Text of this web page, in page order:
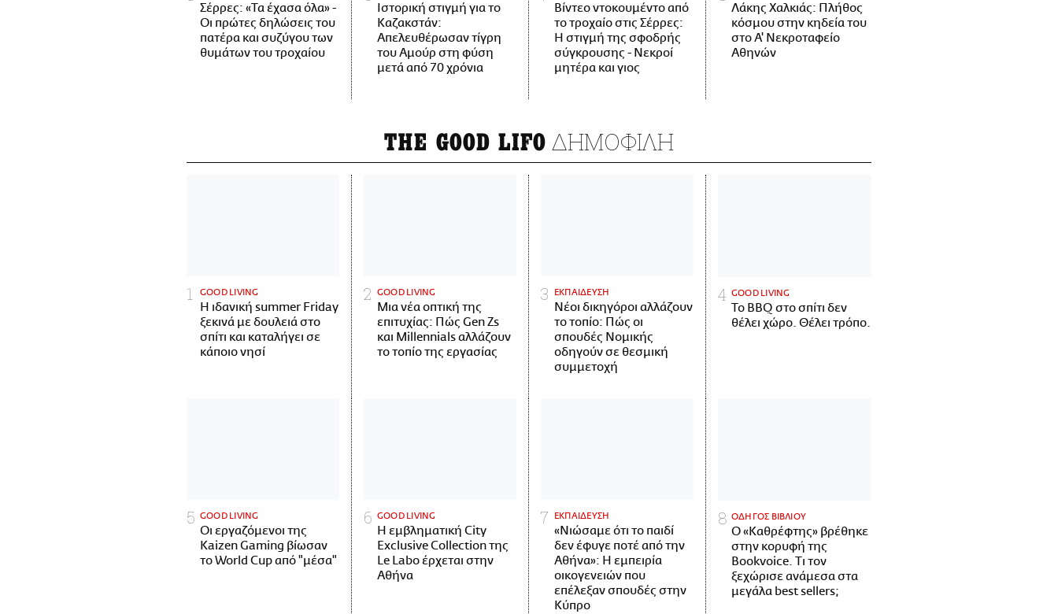
Σέρρες: «Τα έχασα όλα» -
Οι πρώτες δηλώσεις του
πατέρα και συζύγου των
θυμάτων του τροχαίου
Ιστορική στιγμή για το
Καζακστάν:
Απελευθέρωσαν τίγρη
του Αμούρ στη φύση
μετά από 70 χρόνια
Βίντεο ντοκουμέντο από
το τροχαίο στις Σέρρες:
Η στιγμή της σφοδρής
σύγκρουσης - Νεκροί
μητέρα και γιος
Λάκης Χαλκιάς: Πλήθος
κόσμου στην κηδεία του
στο Α' Νεκροταφείο
Αθηνών
THE GOOD LIFO ΔΗΜΟΦΙΛΗ
GOOD LIVING
Η ιδανική summer Friday
ξεκινά με δουλειά στο
σπίτι και καταλήγει σε
κάποιο νησί
GOOD LIVING
Μια νέα οπτική της
επιτυχίας: Πώς Gen Zs
και Millennials αλλάζουν
το τοπίο της εργασίας
ΕΚΠΑΙΔΕΥΣΗ
Νέοι δικηγόροι αλλάζουν
το τοπίο: Πώς οι
σπουδές Νομικής
οδηγούν σε θεσμική
συμμετοχή
GOOD LIVING
Το BBQ στο σπίτι δεν
θέλει χώρο. Θέλει τρόπο.
GOOD LIVING
Οι εργαζόμενοι της
Kaizen Gaming βίωσαν
το World Cup από "μέσα"
GOOD LIVING
Η εμβληματική City
Exclusive Collection της
Le Labo έρχεται στην
Αθήνα
ΕΚΠΑΙΔΕΥΣΗ
«Νιώσαμε ότι το παιδί
δεν έφυγε ποτέ από την
Αθήνα»: Η εμπειρία
οικογενειών που
επέλεξαν σπουδές στην
Κύπρο
ΟΔΗΓΟΣ ΒΙΒΛΙΟΥ
Ο «Καθρέφτης» βρέθηκε
στην κορυφή της
Bookvoice. Τι τον
ξεχώρισε ανάμεσα στα
μεγάλα best sellers;